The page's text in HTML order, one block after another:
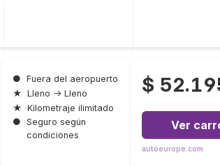
● Fuera del aeropuerto
★ Lleno → Lleno
★ Kilometraje ilimitado
● Seguro según
condiciones
$
Ver
autoeurope.com